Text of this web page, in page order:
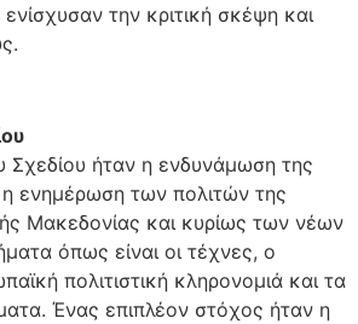
την κριτική σκέψη και
Σχεδίου ήταν η ενδυνάμωση της
η ενημέρωση των πολιτών της
Μακεδονίας και κυρίως των νέων
όπως είναι οι τέχνες, ο
πολιτιστική κληρονομιά και τα
Ένας επιπλέον στόχος ήταν η